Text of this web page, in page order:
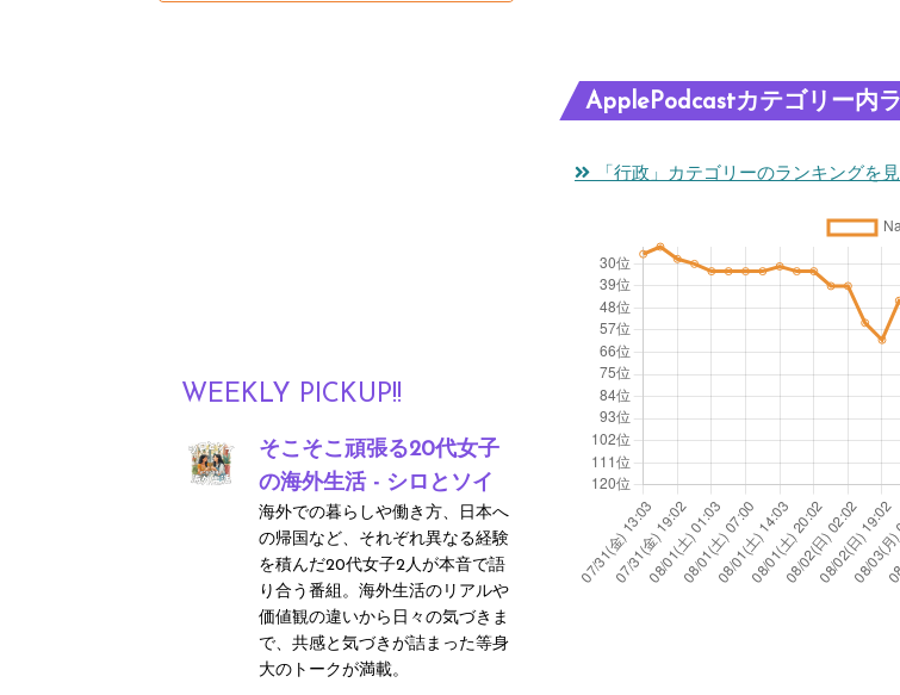
WEEKLY PICKUP!!
そこそこ頑張る20代女子
の海外生活 - シロとソイ
海外での暮らしや働き方、日本へ
の帰国など、それぞれ異なる経験
を積んだ20代女子2人が本音で語
り合う番組。海外生活のリアルや
価値観の違いから日々の気づきま
で、共感と気づきが詰まった等身
大のトークが満載。
ApplePodcastカテゴリー内
「行政」カテゴリーのランキングを